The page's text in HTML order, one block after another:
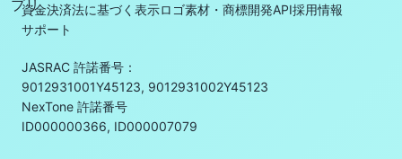
資金決済法に基づく表示ロゴ素材・商標開発API採用情報
サポート
JASRAC 許諾番号：
9012931001Y45123, 9012931002Y45123
NexTone 許諾番号
ID000000366, ID000007079